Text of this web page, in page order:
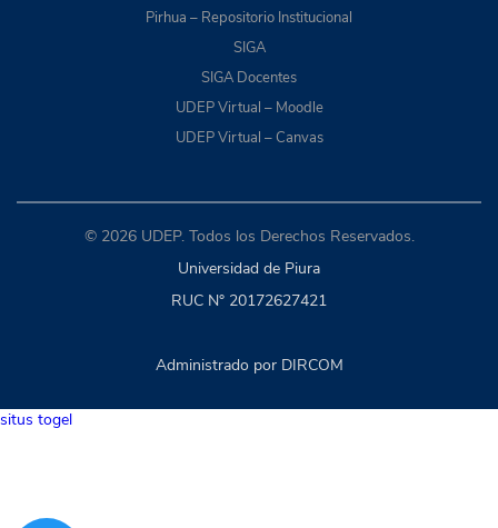
Pirhua – Repositorio Institucional
SIGA
SIGA Docentes
UDEP Virtual – Moodle
UDEP Virtual – Canvas
© 2026 UDEP. Todos los Derechos Reservados.
Universidad de Piura
RUC N° 20172627421
Administrado por DIRCOM
situs togel